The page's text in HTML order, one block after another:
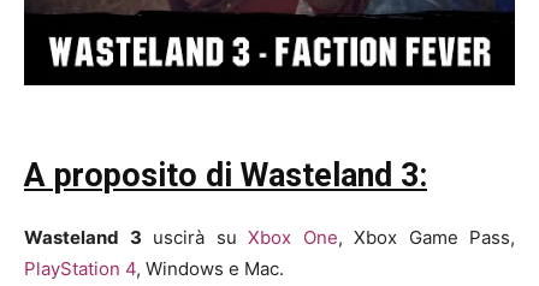
A proposito di Wasteland 3:
Wasteland 3 uscirà su Xbox One, Xbox Game Pass,
PlayStation 4, Windows e Mac.